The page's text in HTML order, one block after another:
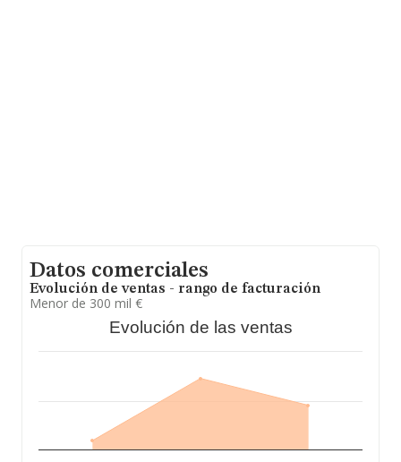
Datos comerciales
Evolución de ventas - rango de facturación
Menor de 300 mil €
Evolución de las ventas